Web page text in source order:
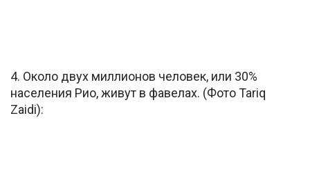
4. Около двух миллионов человек, или 30%
населения Рио, живут в фавелах. (Фото Tariq
Zaidi):